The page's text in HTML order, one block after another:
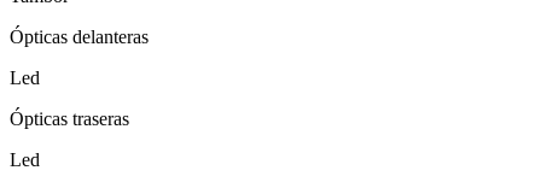
Ópticas delanteras
Led
Ópticas traseras
Led